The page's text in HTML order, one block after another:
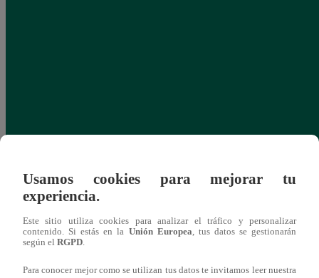
Usamos cookies para mejorar tu
experiencia.
Este sitio utiliza cookies para analizar el tráfico y personalizar
contenido. Si estás en la Unión Europea , tus datos se gestionarán
según el RGPD
Para conocer mejor como se utilizan tus datos te invitamos leer nuestra